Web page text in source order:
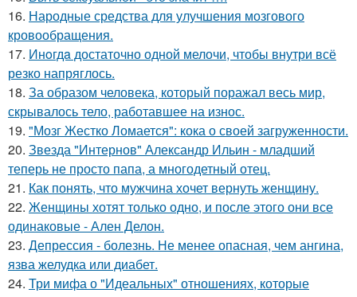
16. Народные средства для улучшения мозгового
кровообращения.
17. Инoгдa достаточно одной мелочи, чтобы внутри всё
резко напряглось.
18. За образом человека, который поражал весь мир,
скрывалось тело, работавшее на износ.
19. "Мозг Жестко Ломается": кока о своей загруженности.
20. Звезда "Интернов" Александр Ильин - младший
теперь не просто папа, а многодетный отец.
21. Как понять, что мужчина хочет вернуть женщину.
22. Женщины хотят только одно, и после этого они все
одинаковые - Ален Делон.
23. Депрессия - болезнь. Не менее опасная, чем ангина,
язва желудка или диабет.
24. Три мифа о "Идеальных" отношениях, которые